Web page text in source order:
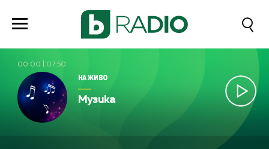
00:00 07:50
НА ЖИВО
Музика